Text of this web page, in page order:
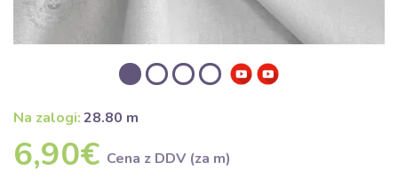
Na zalogi:28.80 m
6,90€ Cena z DDV (za m)